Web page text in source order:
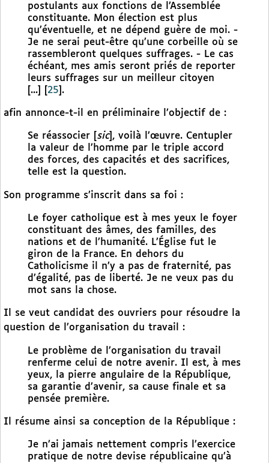
postulants aux fonctions de l’Assemblée
constituante. Mon élection est plus
qu’éventuelle, et ne dépend guère de moi. -
Je ne serai peut-être qu’une corbeille où se
rassembleront quelques suffrages. - Le cas
échéant, mes amis seront priés de reporter
leurs suffrages sur un meilleur citoyen
[...]
25 .
afin annonce-t-il en préliminaire l’objectif de :
Se réassocier [ sic], voilà l’œuvre. Centupler
la valeur de l’homme par le triple accord
des forces, des capacités et des sacrifices,
telle est la question.
Son programme s’inscrit dans sa foi :
Le foyer catholique est à mes yeux le foyer
constituant des âmes, des familles, des
nations et de l’humanité. L’Église fut le
giron de la France. En dehors du
Catholicisme il n’y a pas de fraternité, pas
d’égalité, pas de liberté. Je ne veux pas du
mot sans la chose.
Il se veut candidat des ouvriers pour résoudre la
question de l’organisation du travail :
Le problème de l’organisation du travail
renferme celui de notre avenir. Il est, à mes
yeux, la pierre angulaire de la République,
sa garantie d’avenir, sa cause finale et sa
pensée première.
Il résume ainsi sa conception de la République :
Je n’ai jamais nettement compris l’exercice
pratique de notre devise républicaine qu’à